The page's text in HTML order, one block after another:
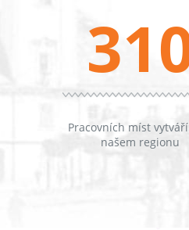
Pracovních míst
našem regionu